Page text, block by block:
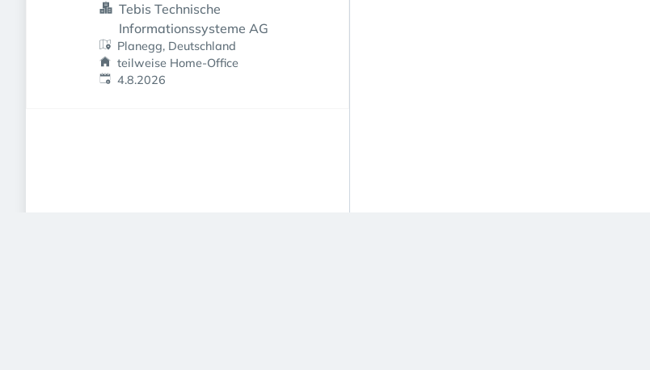
Tebis Technische
Informationssysteme AG
Planegg, Deutschland
teilweise Home-Office
Veröffentlicht
4.8.2026